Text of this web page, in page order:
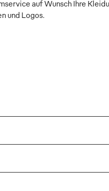
auf Wunsch Ihre
und Logos.